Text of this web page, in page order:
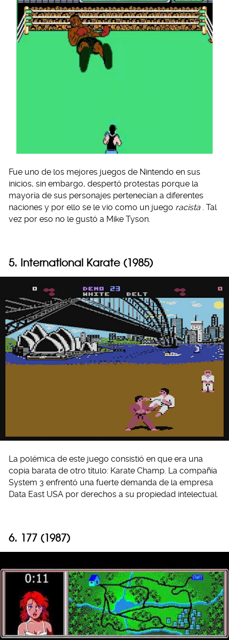
Fue uno de los mejores juegos de Nintendo en sus
inicios, sin embargo, despertó protestas porque la
mayoría de sus personajes pertenecían a diferentes
naciones y por ello se le vio como un juego racista . Tal
vez por eso no le gustó a Mike Tyson.
5. International Karate (1985)
La polémica de este juego consistió en que era una
copia barata de otro título: Karate Champ. La compañía
System 3 enfrentó una fuerte demanda de la empresa
Data East USA por derechos a su propiedad intelectual.
6. 177 (1987)